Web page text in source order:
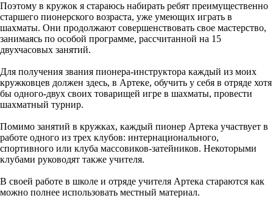
Поэтому в кружок я стараюсь набирать ребят преимущественно
старшего пионерского возраста, уже умеющих играть в
шахматы. Они продолжают совершенствовать свое мастерство,
занимаясь по особой программе, рассчитанной на 15
двухчасовых занятий.
Для получения звания пионера-инструктора каждый из моих
кружковцев должен здесь, в Артеке, обучить у себя в отряде хотя
бы одного-двух своих товарищей игре в шахматы, провести
шахматный турнир.
Помимо занятий в кружках, каждый пионер Артека участвует в
работе одного из трех клубов: интернационального,
спортивного или клуба массовиков-затейников. Некоторыми
клубами руководят также учителя.
В своей работе в школе и отряде учителя Артека стараются как
можно полнее использовать местный материал.